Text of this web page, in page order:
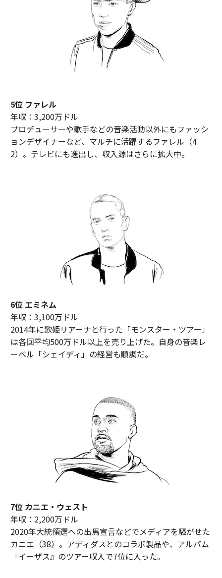
5位 ファレル
年収：3,200万ドル
プロデューサーや歌手などの音楽活動以外にもファッシ
ョンデザイナーなど、マルチに活躍するファレル（4
2）。テレビにも進出し、収入源はさらに拡大中。
6位 エミネム
年収：3,100万ドル
2014年に歌姫リアーナと行った「モンスター・ツアー」
は各回平均500万ドル以上を売り上げた。自身の音楽レ
ーベル「シェイディ」の経営も順調だ。
7位 カニエ・ウェスト
年収：2,200万ドル
2020年大統領選への出馬宣言などでメディアを騒がせた
カニエ（38）。アディダスとのコラボ製品や、アルバム
『イーザス』のツアー収入で7位に入った。